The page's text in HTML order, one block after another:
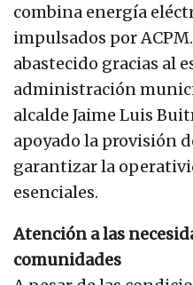
combina energía
impulsados por
abastecido gracias al
administración
alcalde Jaime Luis
apoyado la provisión
garantizar la
esenciales.
Atención a las
comunidades